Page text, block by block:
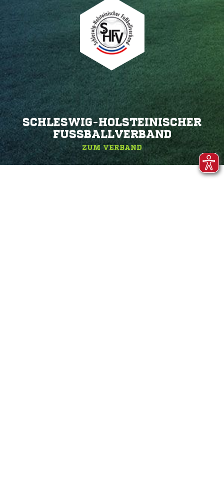
SCHLESWIG-HOLSTEINISCHER
FUSSBALLVERBAND
ZUM VERBAND